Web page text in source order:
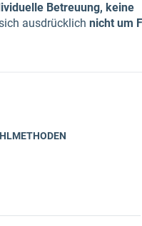
Betreuung, keine
ausdrücklich nicht um